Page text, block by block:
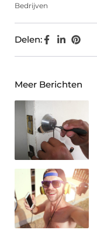
Bedrijven
Delen:
Meer Berichten